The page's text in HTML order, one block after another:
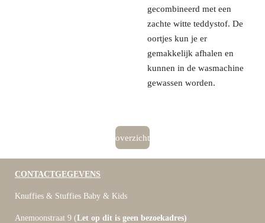
gecombineerd met een
zachte witte teddystof. De
oortjes kun je er
gemakkelijk afhalen en
kunnen in de wasmachine
gewassen worden.
overzicht
CONTACTGEGEVENS
Knuffies & Stuffies Baby & Kids
Anemoonstraat 9 (Let op dit is geen bezoekadres)